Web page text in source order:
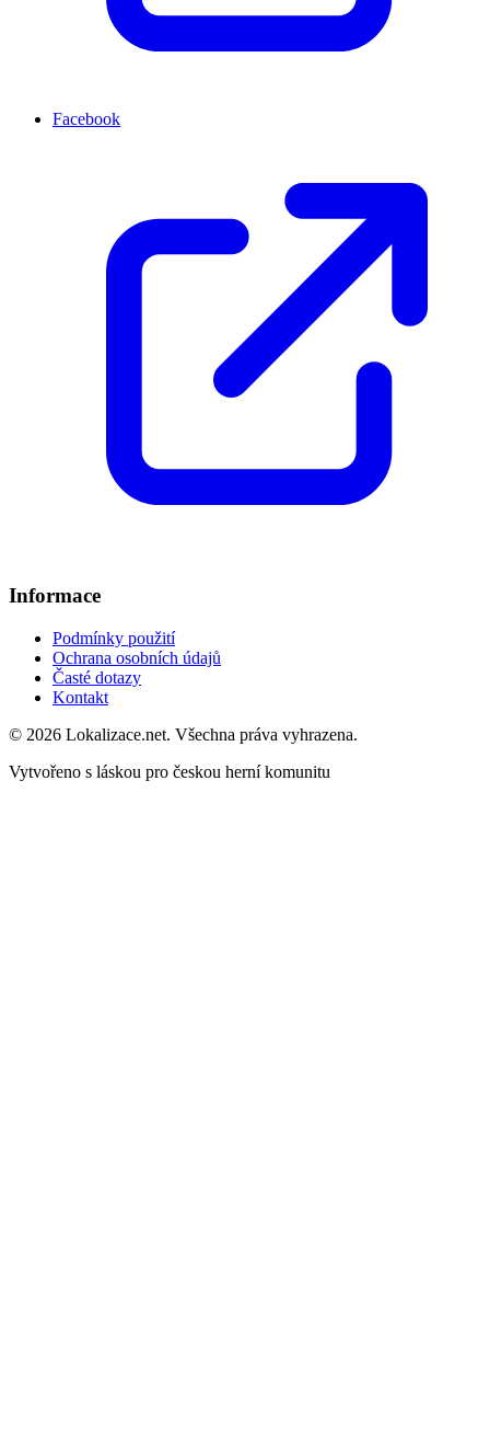
Facebook
Informace
Podmínky použití
Ochrana osobních údajů
Časté dotazy
Kontakt
© 2026 Lokalizace.net. Všechna práva vyhrazena.
Vytvořeno s láskou pro českou herní komunitu